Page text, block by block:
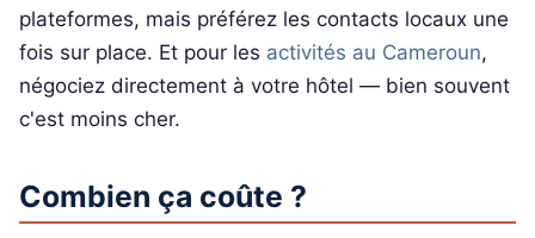
plateformes, mais préférez les contacts locaux une
fois sur place. Et pour les activités au Cameroun,
négociez directement à votre hôtel — bien souvent
c'est moins cher.
Combien ça coûte ?